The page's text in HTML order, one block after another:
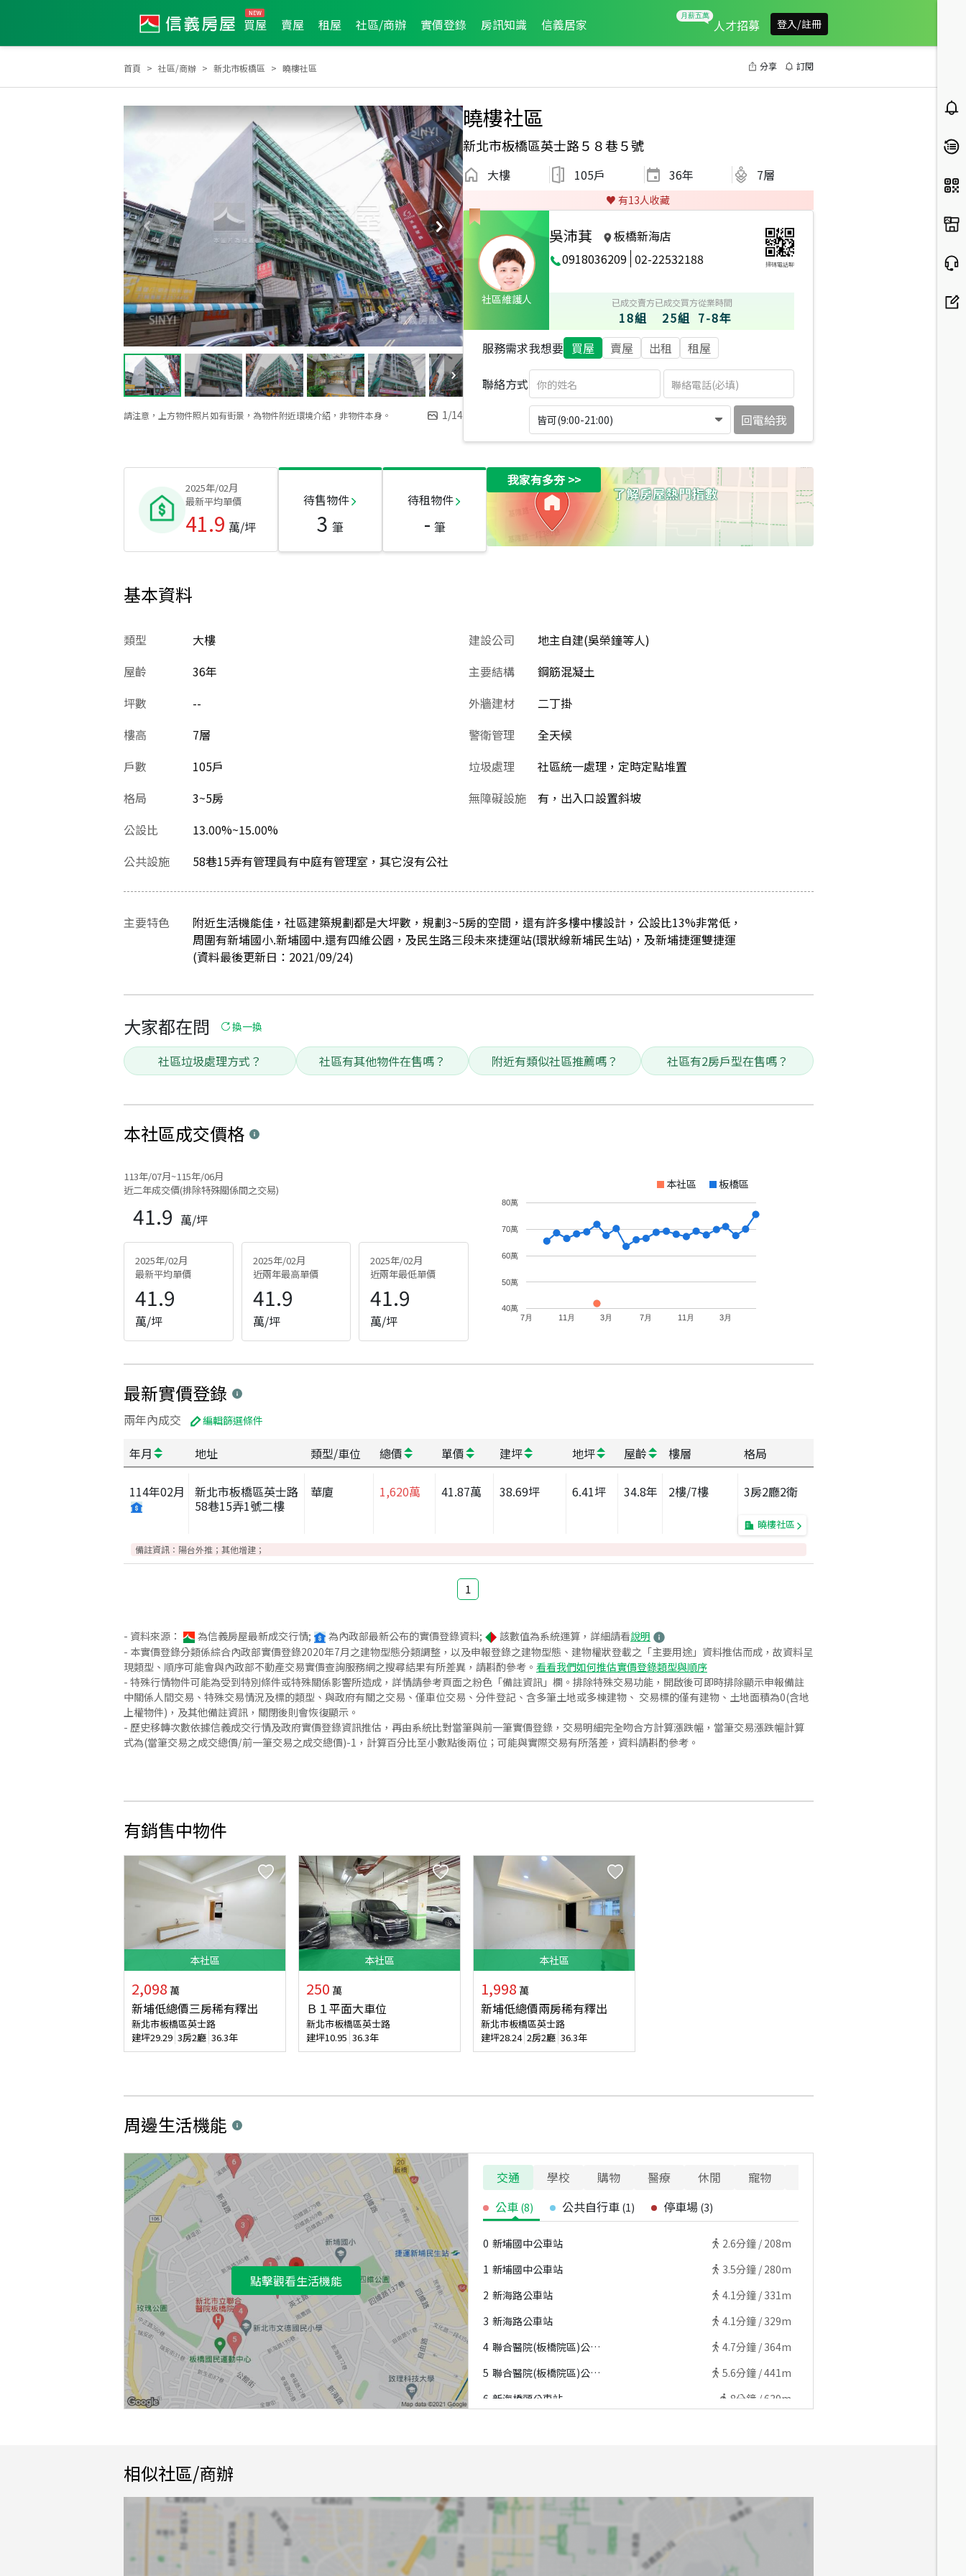
買屋 賣屋 租屋 社區/商辦 實價登錄 房訊知識 信義居家 人才招募 登入/註冊
首頁 社區/商辦 新北市板橋區 曉樓社區 分享 訂閱
請注意，上方物件照片如有街景，為物件附近環境介紹，非物件本身。 1/14
曉樓社區
新北市板橋區英士路５８巷５號
大樓 105戶 36年 7層
♥️ 有13人收藏
社區維護人
吳沛萁
板橋新海店
0918036209 02-22532188 掃碼電話聊
已成交賣方
18組
已成交買方
25組
從業時間
7-8年
服務需求我想要 買屋 賣屋 出租 租屋
聯絡方式
皆可(9:00-21:00) 回電給我
2025年/02月
最新平均單價
41.9 萬/坪
待售物件
3 筆
待租物件
- 筆
我家有多夯>>
基本資料
類型
大樓
屋齡
36年
坪數
--
樓高
7層
戶數
105戶
格局
3~5房
公設比
13.00%~15.00%
建設公司
地主自建(吳榮鐘等人)
主要結構
鋼筋混凝土
外牆建材
二丁掛
警衛管理
全天候
垃圾處理
社區統一處理，定時定點堆置
無障礙設施
有，出入口設置斜坡
公共設施 58巷15弄有管理員有中庭有管理室，其它沒有公社
主要特色
附近生活機能佳，社區建築規劃都是大坪數，規劃3~5房的空間，還有許多樓中樓設計，公設比13%非常低，
周圍有新埔國小.新埔國中.還有四維公園，及民生路三段未來捷運站(環狀線新埔民生站)，及新埔捷運雙捷運
(資料最後更新日：2021/09/24)
大家都在問 換一換
社區垃圾處理方式？ 社區有其他物件在售嗎？ 附近有類似社區推薦嗎？ 社區有2房戶型在售嗎？
本社區成交價格
113年/07月~115年/06月
近二年成交價(排除特殊關係間之交易)
41.9 萬/坪
2025年/02月
最新平均單價
41.9
萬/坪
2025年/02月
近兩年最高單價
41.9
萬/坪
2025年/02月
近兩年最低單價
41.9
萬/坪
本社區 板橋區
7月 11月 3月 7月 11月 3月
40萬
50萬
60萬
70萬
80萬
最新實價登錄
兩年內成交 編輯篩選條件
年月 地址 類型/車位 總價 單價 建坪 地坪 屋齡 樓層 格局
114年02月
新北市板橋區英士路
58巷15弄1號二樓
華廈 1,620萬 41.87萬 38.69坪 6.41坪 34.8年 2樓/7樓 3房2廳2衛
曉樓社區
備註資訊： 陽台外推；其他增建；
1
- 資料來源： 為信義房屋最新成交行情; 為內政部最新公布的實價登錄資料; 該數值為系統運算，詳細請看說明
- 本實價登錄分類係綜合內政部實價登錄2020年7月之建物型態分類調整，以及申報登錄之建物型態、建物權狀登載之「主要用途」資料推估而成，故資料呈
現類型、順序可能會與內政部不動產交易實價查詢服務網之搜尋結果有所差異，請斟酌參考。 看看我們如何推估實價登錄類型與順序
- 特殊行情物件可能為受到特別條件或特殊關係影響所造成，詳情請參考頁面之粉色「備註資訊」欄。排除特殊交易功能，開啟後可即時排除顯示申報備註
中關係人間交易、特殊交易情況及標的類型、與政府有關之交易、僅車位交易、分件登記、含多筆土地或多棟建物、 交易標的僅有建物、土地面積為0(含地
上權物件)，及其他備註資訊，關閉後則會恢復顯示。
- 歷史移轉次數依據信義成交行情及政府實價登錄資訊推估，再由系統比對當筆與前一筆實價登錄，交易明細完全吻合方計算漲跌幅，當筆交易漲跌幅計算
式為(當筆交易之成交總價/前一筆交易之成交總價)-1，計算百分比至小數點後兩位；可能與實際交易有所落差，資料請斟酌參考。
有銷售中物件
本社區
2,098 萬
新埔低總價三房稀有釋出
新北市板橋區英士路
建坪29.29 3房2廳 36.3年
本社區
250 萬
Ｂ１平面大車位
新北市板橋區英士路
建坪10.95 36.3年
本社區
1,998 萬
新埔低總價兩房稀有釋出
新北市板橋區英士路
建坪28.24 2房2廳 36.3年
周邊生活機能
點擊觀看生活機能
交通 學校 購物 醫療 休閒 寵物
公車 (8) 公共自行車 (1) 停車場 (3)
0 新埔國中公車站 2.6分鐘 / 208m
1 新埔國中公車站 3.5分鐘 / 280m
2 新海路公車站 4.1分鐘 / 331m
3 新海路公車站 4.1分鐘 / 329m
4 聯合醫院(板橋院區)公車站 4.7分鐘 / 364m
5 聯合醫院(板橋院區)公車站 5.6分鐘 /441m
6 新海橋頭公車站 8分鐘 /639m
相似社區/商辦